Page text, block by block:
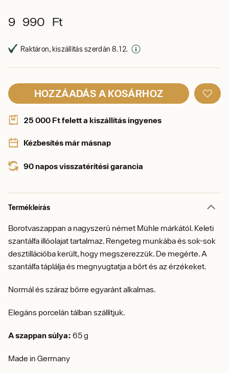
9 990 Ft
Raktáron, kiszállítás szerdán 8. 12.
HOZZÁADÁS A KOSÁRHOZ
25 000 Ft felett a kiszállítás ingyenes
Kézbesítés már másnap
90 napos visszatérítési garancia
Termékleírás
Borotvaszappan a nagyszerű német Mühle márkától. Keleti
szantálfa illóolajat tartalmaz. Rengeteg munkába és sok-sok
desztillációba került, hogy megszerezzük. De megérte. A
szantálfa táplálja és megnyugtatja a bőrt és az érzékeket.
Normál és száraz bőrre egyaránt alkalmas.
Elegáns porcelán tálban szállítjuk.
A szappan súlya: 65 g
Made in Germany